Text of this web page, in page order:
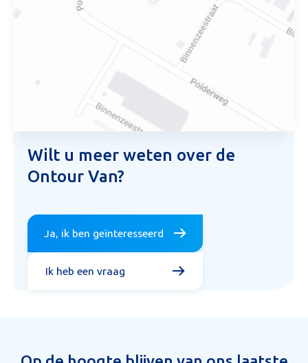
Wilt u meer weten over de
Ontour Van?
Ja, ik ben geïnteresseerd
Ik heb een vraag